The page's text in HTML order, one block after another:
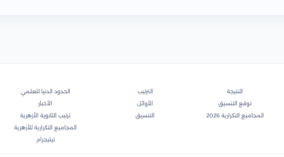
النتيجة
الترتيب
توقع التنسيق
الأوائل
المجاميع التكرارية 2026
التنسيق
الحدود الدنيا للعلمي
الأخبار
ترتيب الثانوية الأزهرية
المجاميع التكرارية للأزهرية
تيليجرام